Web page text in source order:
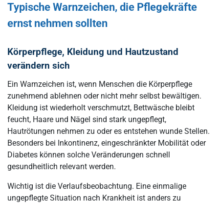
Typische Warnzeichen, die Pflegekräfte
ernst nehmen sollten
Körperpflege, Kleidung und Hautzustand
verändern sich
Ein Warnzeichen ist, wenn Menschen die Körperpflege
zunehmend ablehnen oder nicht mehr selbst bewältigen.
Kleidung ist wiederholt verschmutzt, Bettwäsche bleibt
feucht, Haare und Nägel sind stark ungepflegt,
Hautrötungen nehmen zu oder es entstehen wunde Stellen.
Besonders bei Inkontinenz, eingeschränkter Mobilität oder
Diabetes können solche Veränderungen schnell
gesundheitlich relevant werden.
Wichtig ist die Verlaufsbeobachtung. Eine einmalige
ungepflegte Situation nach Krankheit ist anders zu